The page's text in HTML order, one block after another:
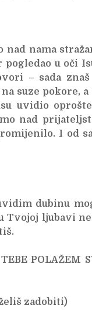
nad nama
pogledao u oči
– sada
suze pokore,
uvidio
nad
I od
dubinu
Tvojoj ljubavi
TEBE POLAŽEM
zadobiti)